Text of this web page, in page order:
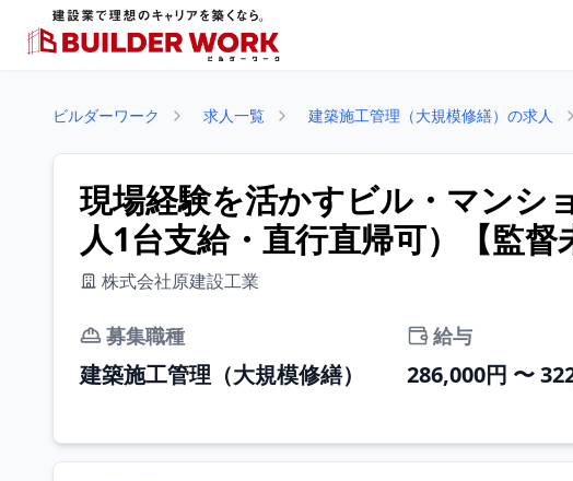
ビルダーワーク 求人一覧 建築施工管理（大規模修繕）の求人
現場経験を活かすビル・マンシ
人1台支給・直行直帰可）【監
株式会社原建設工業
募集職種
建築施工管理（大規模修繕）
給与
286,000円 〜